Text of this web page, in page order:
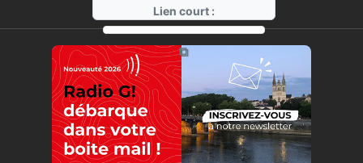
Lien court :
https://radio-g.fr?2051
⧉